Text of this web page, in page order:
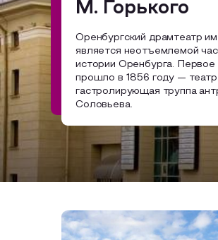
Саракташский район
Пешеходный туризм
Сельский туризм
Аудио маршруты
Автотуризм
Образовательный туризм
Аттестованные экскурсоводы
Все маршруты
ГДЕ ОСТАНОВИТЬСЯ
НАЦИОНАЛЬНЫЙ ТУРИСТСКИЙ
М. Горького
Оренбургский драмтеатр
является неотъемлемой
истории Оренбурга. Первое
прошло в 1856 году — театр
гастролирующая труппа
Соловьева.